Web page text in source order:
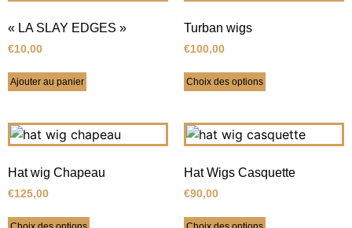
« LA SLAY EDGES »
€10,00
Ajouter au panier
Turban wigs
€100,00
Choix des options
Hat wig Chapeau
€125,00
Hat Wigs Casquette
€90,00